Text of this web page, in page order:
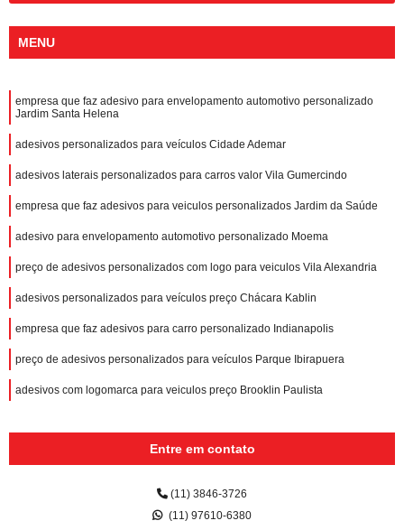
MENU
empresa que faz adesivo para envelopamento automotivo personalizado
Jardim Santa Helena
adesivos personalizados para veículos Cidade Ademar
adesivos laterais personalizados para carros valor Vila Gumercindo
empresa que faz adesivos para veiculos personalizados Jardim da Saúde
adesivo para envelopamento automotivo personalizado Moema
preço de adesivos personalizados com logo para veiculos Vila Alexandria
adesivos personalizados para veículos preço Chácara Kablin
empresa que faz adesivos para carro personalizado Indianapolis
preço de adesivos personalizados para veículos Parque Ibirapuera
adesivos com logomarca para veiculos preço Brooklin Paulista
Entre em contato
(11) 3846-3726
(11) 97610-6380